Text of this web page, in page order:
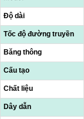
Độ dài
Tốc độ đường truyền
Băng thông
Cấu tạo
Chất liệu
Dây dẫn